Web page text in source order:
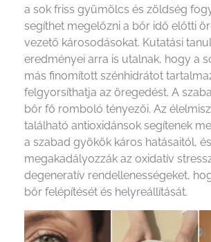
a sok friss gyümölcs és zöldség
segíthet megelőzni a bőr idő előtti
vezető károsodásokat. Kutatási
eredményei arra is utalnak, hogy a
más finomított szénhidrátot
felgyorsíthatja az öregedést. A
bőr fő romboló tényezői. Az
található antioxidánsok segítenek
a szabad gyökök káros hatásaitól, és
megakadályozzák az oxidatív
degeneratív rendellenességeket,
bőr felépítését és helyreállítását.